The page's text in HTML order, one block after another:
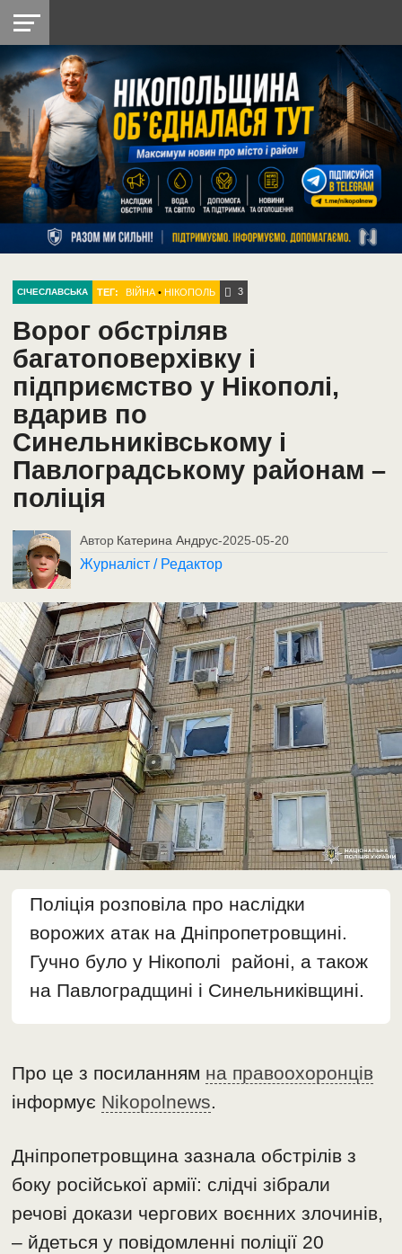
НІКОПОЛЬ
РАЙОН
СІЧЕСЛАВСЬКА
УКРАЇНА
РЕТРО
НІКОПОЛЬ
ЛАЙТ
УКРАЇНА
ДОПОМОГА
РАДІО
СІЧЕСЛАВСЬКА ТЕГ: ВІЙНА •НІКОПОЛЬ 3
Ворог обстріляв
багатоповерхівку і
підприємство у Нікополі,
вдарив по
Синельниківському і
Павлоградському районам –
поліція
Автор Катерина Андрус-2025-05-20
Журналіст / Редактор
Поліція розповіла про наслідки
ворожих атак на Дніпропетровщині.
Гучно було у Нікополі районі, а також
на Павлоградщині і Синельниківщині.
Про це з посиланням на правоохоронців
інформує Nikopolnews.
Дніпропетровщина зазнала обстрілів з
боку російської армії: слідчі зібрали
речові докази чергових воєнних злочинів,
– йдеться у повідомленні поліції 20